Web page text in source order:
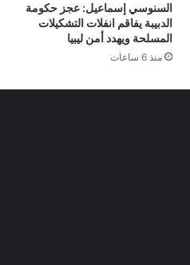
السنوسي إسماعيل: عجز حكومة
الدبيبة يفاقم انفلات التشكيلات
المسلحة ويهدد أمن ليبيا
منذ 6 ساعات